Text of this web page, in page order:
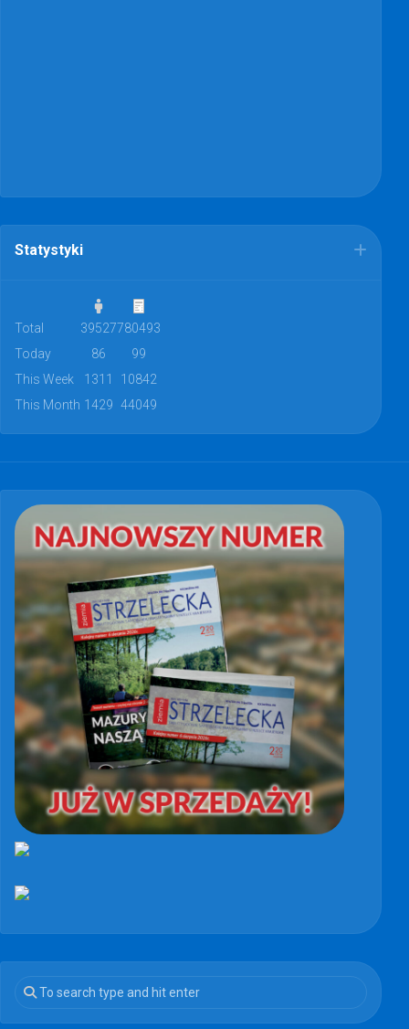
Statystyki
Total 39527780493
Today
86
99
This Week
1311
10842
This Month 1429 44049